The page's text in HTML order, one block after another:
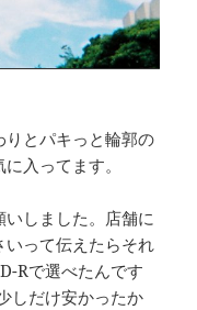
とパキっと輪郭の
入ってます。
しました。店舗に
って伝えたらそれ
Rで選べたんです
しだけ安かったか